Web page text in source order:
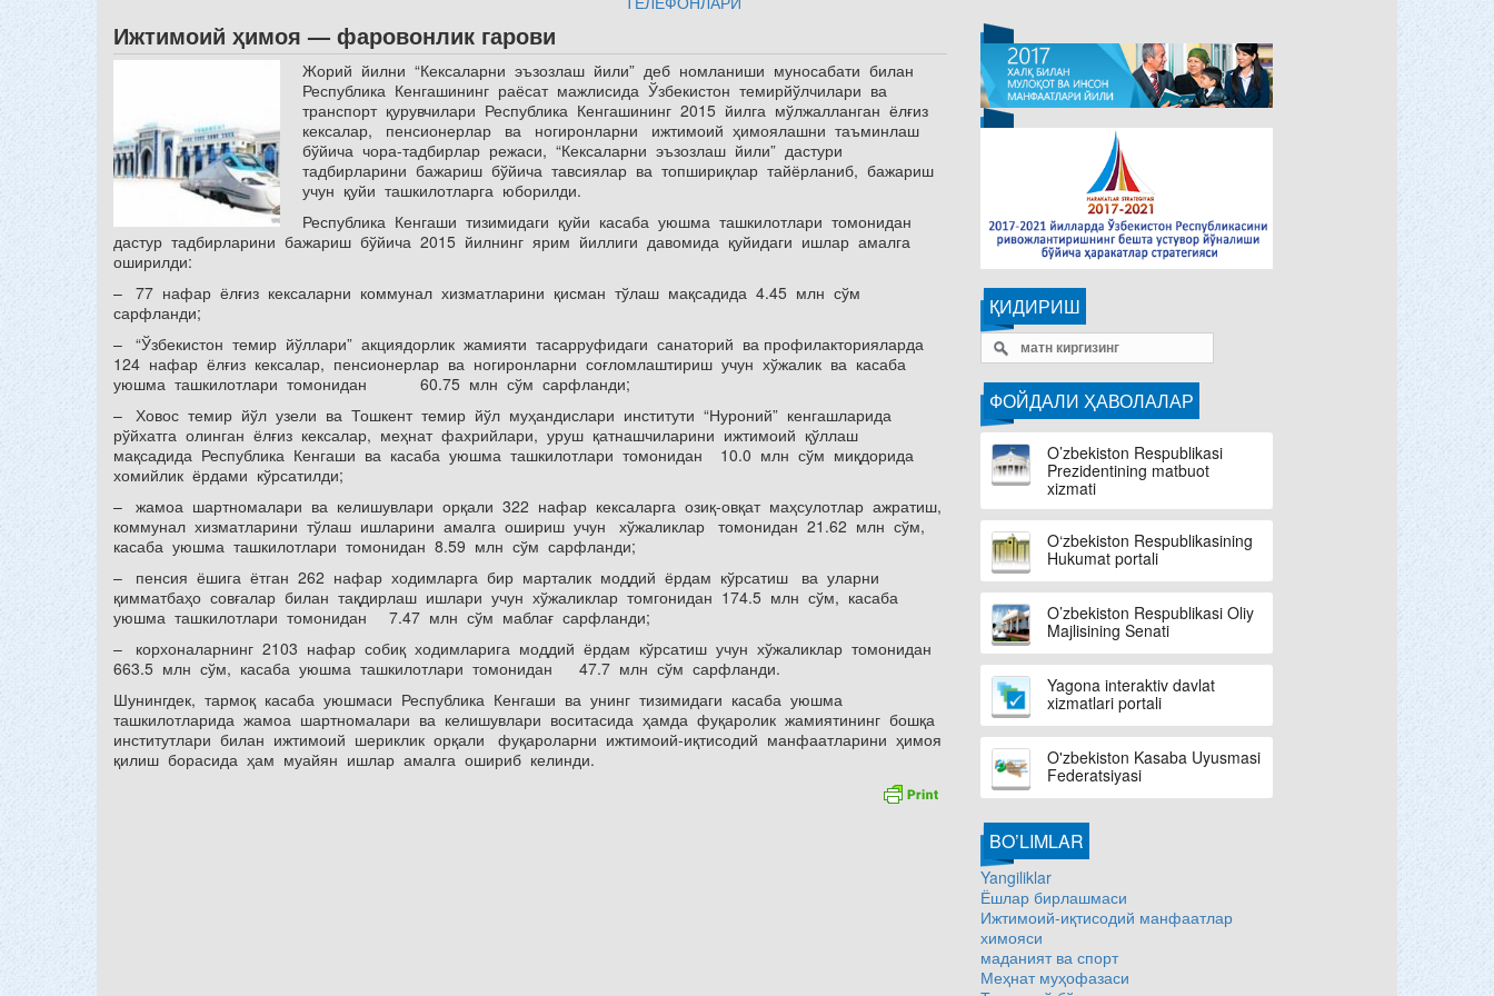
Ижтимоий ҳимоя — фаровонлик гарови
Жорий йилни “Кексаларни эъзозлаш йили” деб номланиши муносабати билан
Республика Кенгашининг раёсат мажлисида Ўзбекистон темирйўлчилари ва
транспорт қурувчилари Республика Кенгашининг 2015 йилга мўлжалланган ёлғиз
кексалар, пенсионерлар ва ногиронларни ижтимоий ҳимоялашни таъминлаш
бўйича чора-тадбирлар режаси, “Кексаларни эъзозлаш йили” дастури
тадбирларини бажариш бўйича тавсиялар ва топшириқлар тайёрланиб, бажариш
учун қуйи ташкилотларга юборилди.
Республика Кенгаши тизимидаги қуйи касаба уюшма ташкилотлари томонидан
дастур тадбирларини бажариш бўйича 2015 йилнинг ярим йиллиги давомида қуйидаги ишлар амалга
оширилди:
– 77 нафар ёлғиз кексаларни коммунал хизматларини қисман тўлаш мақсадида 4.45 млн сўм
сарфланди;
– “Ўзбекистон темир йўллари” акциядорлик жамияти тасарруфидаги санаторий ва профилакторияларда
124 нафар ёлғиз кексалар, пенсионерлар ва ногиронларни соғломлаштириш учун хўжалик ва касаба
уюшма ташкилотлари томонидан 60.75 млн сўм сарфланди;
– Ховос темир йўл узели ва Тошкент темир йўл муҳандислари институти “Нуроний” кенгашларида
рўйхатга олинган ёлғиз кексалар, меҳнат фахрийлари, уруш қатнашчиларини ижтимоий қўллаш
мақсадида Республика Кенгаши ва касаба уюшма ташкилотлари томонидан 10.0 млн сўм миқдорида
хомийлик ёрдами кўрсатилди;
– жамоа шартномалари ва келишувлари орқали 322 нафар кексаларга озиқ-овқат маҳсулотлар ажратиш,
коммунал хизматларини тўлаш ишларини амалга ошириш учун хўжаликлар томонидан 21.62 млн сўм,
касаба уюшма ташкилотлари томонидан 8.59 млн сўм сарфланди;
– пенсия ёшига ётган 262 нафар ходимларга бир марталик моддий ёрдам кўрсатиш ва уларни
қимматбаҳо совғалар билан тақдирлаш ишлари учун хўжаликлар томгонидан 174.5 млн сўм, касаба
уюшма ташкилотлари томонидан 7.47 млн сўм маблағ сарфланди;
– корхоналарнинг 2103 нафар собиқ ходимларига моддий ёрдам кўрсатиш учун хўжаликлар томонидан
663.5 млн сўм, касаба уюшма ташкилотлари томонидан 47.7 млн сўм сарфланди.
Шунингдек, тармоқ касаба уюшмаси Республика Кенгаши ва унинг тизимидаги касаба уюшма
ташкилотларида жамоа шартномалари ва келишувлари воситасида ҳамда фуқаролик жамиятининг бошқа
институтлари билан ижтимоий шериклик орқали фуқароларни ижтимоий-иқтисодий манфаатларини ҳимоя
қилиш борасида ҳам муайян ишлар амалга ошириб келинди.
ҚИДИРИШ
ФОЙДАЛИ ҲАВОЛАЛАР
O’zbekiston Respublikasi
Prezidentining matbuot
xizmati
O‘zbekiston Respublikasining
Hukumat portali
O’zbekiston Respublikasi Oliy
Majlisining Senati
Yagona interaktiv davlat
xizmatlari portali
O'zbekiston Kasaba Uyusmasi
Federatsiyasi
BO’LIMLAR
Yangiliklar
Ёшлар бирлашмаси
Ижтимоий-иқтисодий манфаатлар
химояси
маданият ва спорт
Меҳнат муҳофазаси